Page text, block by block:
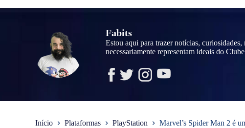
Fabits
Estou aqui para trazer notícias, curiosidades,
necessariamente representam ideais do
Início Plataformas PlayStation Marvel’s Spider Man 2 é